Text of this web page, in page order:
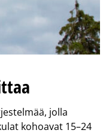
jolla
kohoavat 15–24